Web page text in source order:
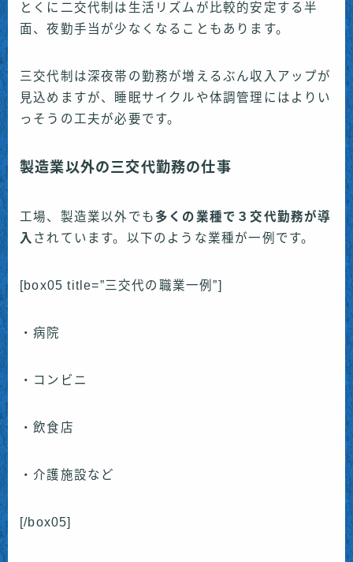
とくに二交代制は生活リズムが比較的安定する半
面、夜勤手当が少なくなることもあります。
三交代制は深夜帯の勤務が増えるぶん収入アップが
見込めますが、睡眠サイクルや体調管理にはよりい
っそうの工夫が必要です。
製造業以外の三交代勤務の仕事
工場、製造業以外でも 多くの業種で３交代勤務が導
入 されています。以下のような業種が一例です。
[box05 title=”三交代の職業一例”]
・病院
・コンビニ
・飲食店
・介護施設など
[/box05]